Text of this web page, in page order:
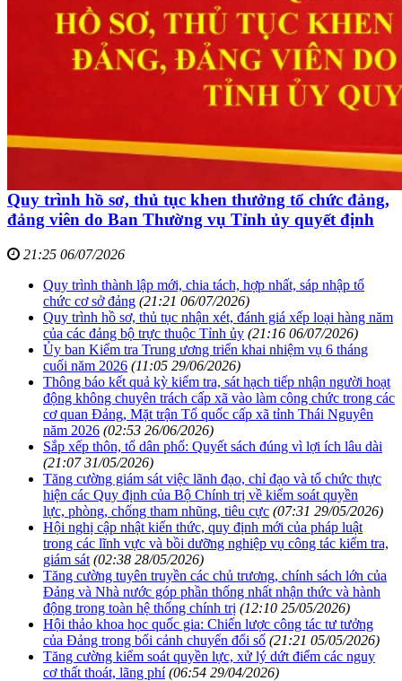
Quy trình hồ sơ, thủ tục khen thưởng tổ chức đảng,
đảng viên do Ban Thường vụ Tỉnh ủy quyết định
21:25 06/07/2026
Quy trình thành lập mới, chia tách, hợp nhất, sáp nhập tổ
chức cơ sở đảng (21:21 06/07/2026)
Quy trình hồ sơ, thủ tục nhận xét, đánh giá xếp loại hàng năm
của các đảng bộ trực thuộc Tỉnh ủy (21:16 06/07/2026)
Ủy ban Kiểm tra Trung ương triển khai nhiệm vụ 6 tháng
cuối năm 2026 (11:05 29/06/2026)
Thông báo kết quả kỳ kiểm tra, sát hạch tiếp nhận người hoạt
động không chuyên trách cấp xã vào làm công chức trong các
cơ quan Đảng, Mặt trận Tổ quốc cấp xã tỉnh Thái Nguyên
năm 2026 (02:53 26/06/2026)
Sắp xếp thôn, tổ dân phố: Quyết sách đúng vì lợi ích lâu dài
(21:07 31/05/2026)
Tăng cường giám sát việc lãnh đạo, chỉ đạo và tổ chức thực
hiện các Quy định của Bộ Chính trị về kiểm soát quyền
lực, phòng, chống tham nhũng, tiêu cực (07:31 29/05/2026)
Hội nghị cập nhật kiến thức, quy định mới của pháp luật
trong các lĩnh vực và bồi dưỡng nghiệp vụ công tác kiểm tra,
giám sát (02:38 28/05/2026)
Tăng cường tuyên truyền các chủ trương, chính sách lớn của
Đảng và Nhà nước góp phần thống nhất nhận thức và hành
động trong toàn hệ thống chính trị (12:10 25/05/2026)
Hội thảo khoa học quốc gia: Chiến lược công tác tư tưởng
của Đảng trong bối cảnh chuyển đổi số (21:21 05/05/2026)
Tăng cường kiểm soát quyền lực, xử lý dứt điểm các nguy
cơ thất thoát, lãng phí (06:54 29/04/2026)